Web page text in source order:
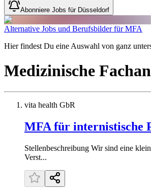
Abonniere Jobs für Düsseldorf
Alternative Jobs und Berufsbilder für MFA
Hier findest Du eine Auswahl von ganz
Medizinische
vita health GbR
MFA für internistische
Stellenbeschreibung Wir sind eine
Verst...